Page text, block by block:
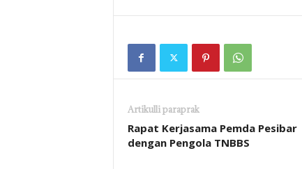
Artikulli paraprak
Rapat Kerjasama Pemda Pesibar
dengan Pengola TNBBS